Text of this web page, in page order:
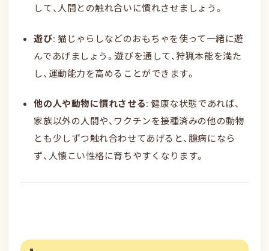
して、人間との触れ合いに慣れさせましょう。
遊び: 猫じゃらしなどのおもちゃを使って一緒に遊
んであげましょう。遊びを通して、狩猟本能を満た
し、運動能力を高めることができます。
他の人や動物に慣れさせる: 健康な状態であれば、
家族以外の人間や、ワクチンを接種済みの他の動物
とも少しずつ触れ合わせてあげると、臆病になら
ず、人懐こい性格に育ちやすくなります。